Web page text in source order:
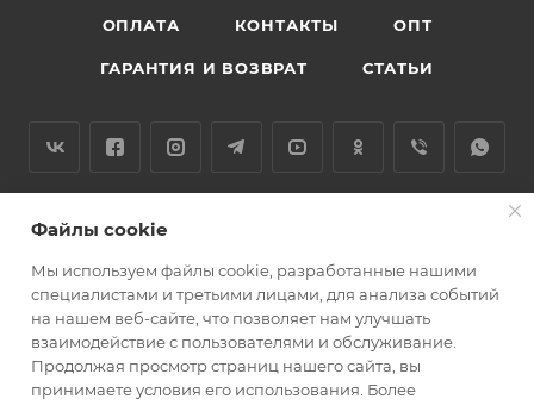
ОПЛАТА КОНТАКТЫ ОПТ
ГАРАНТИЯ И ВОЗВРАТ СТАТЬИ
shop@goodsgarden.by
г. Минск, ул. Машиностроителей
29А, подъезд 5
Файлы cookie
Мы используем файлы cookie, разработанные нашими
специалистами и третьими лицами, для анализа событий
на нашем веб-сайте, что позволяет нам улучшать
взаимодействие с пользователями и обслуживание.
Продолжая просмотр страниц нашего сайта, вы
принимаете условия его использования. Более